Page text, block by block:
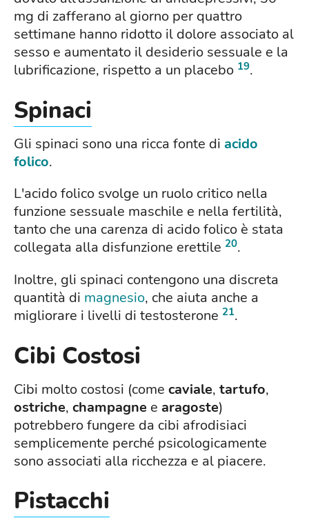
mg di zafferano al giorno per quattro
settimane hanno ridotto il dolore associato al
sesso e aumentato il desiderio sessuale e la
lubrificazione, rispetto a un placebo 19.
Spinaci
Gli spinaci sono una ricca fonte di acido
folico.
L'acido folico svolge un ruolo critico nella
funzione sessuale maschile e nella fertilità,
tanto che una carenza di acido folico è stata
collegata alla disfunzione erettile 20.
Inoltre, gli spinaci contengono una discreta
quantità di magnesio, che aiuta anche a
migliorare i livelli di testosterone 21.
Cibi Costosi
Cibi molto costosi (come caviale, tartufo,
ostriche, champagne e aragoste)
potrebbero fungere da cibi afrodisiaci
semplicemente perché psicologicamente
sono associati alla ricchezza e al piacere.
Pistacchi